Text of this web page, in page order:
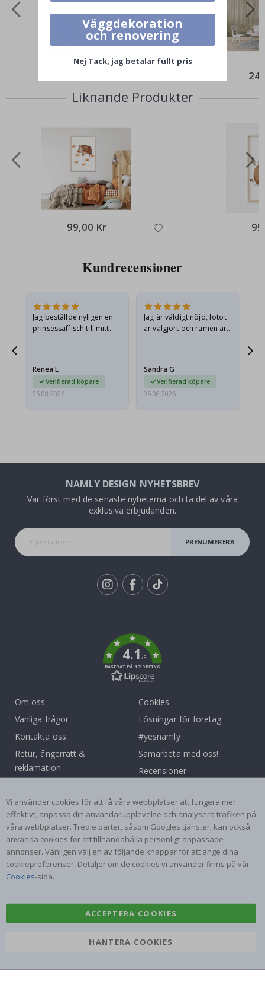
Liknande Produkter
99,00 Kr
Kundrecensioner
Jag beställde nyligen en
prinsessaffisch till mitt
Renea L
Verifierad köpare
05.08.2026
Jag är väldigt nöjd, fotot
är välgjort och ramen är
Sandra G
Verifierad köpare
05.08.2026
NAMLY DESIGN NYHETSBREV
Var först med de senaste nyheterna och ta del av våra
exklusiva erbjudanden.
PRENUMERERA
4.1/5
BASERAT PÅ 1019 BETYG
Om oss
Vanliga frågor
Kontakta oss
Retur, ångerrätt &
reklamation
Inspiration
Cookies
Lösningar för företag
#yesnamly
Samarbeta med oss!
Recensioner
Populära Kategorier
Namnlappar
Väggdekor
Kakeldekor
Posters
Vi använder cookies för att få våra webbplatser att fungera mer
effektivt, anpassa din användarupplevelse och analysera trafiken på
våra webbplatser. Tredje parter, såsom Googles tjänster, kan också
använda cookies för att tillhandahålla personligt anpassade
annonser. Vänligen välj en av följande knappar för att ange dina
cookiepreferenser. Detaljer om de cookies vi använder finns på vår
Cookies-sida.
ACCEPTERA COOKIES
HANTERA COOKIES
Väggdekoration
och renovering
Nej Tack, jag betalar fullt pris